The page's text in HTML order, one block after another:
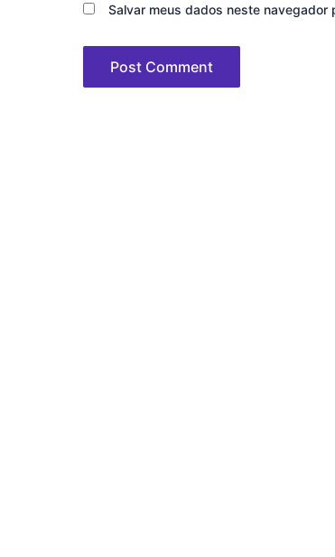
Salvar meus dados neste navegador